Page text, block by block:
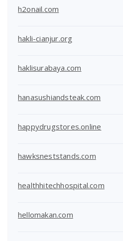
h2onail.com
hakli-cianjur.org
haklisurabaya.com
hanasushiandsteak.com
happydrugstores.online
hawksneststands.com
healthhitechhospital.com
hellomakan.com